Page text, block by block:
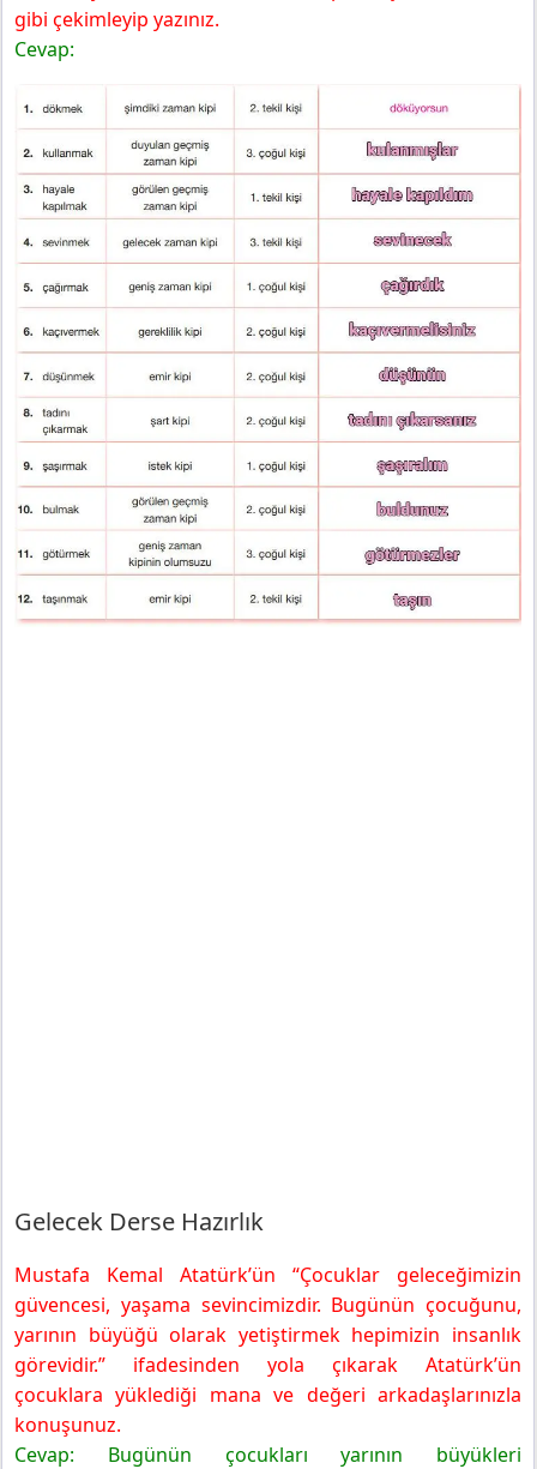
gibi çekimleyip yazınız.
Cevap:
Gelecek Derse Hazırlık
Mustafa Kemal Atatürk’ün “Çocuklar geleceğimizin
güvencesi, yaşama sevincimizdir. Bugünün çocuğunu,
yarının büyüğü olarak yetiştirmek hepimizin insanlık
görevidir.” ifadesinden yola çıkarak Atatürk’ün
çocuklara yüklediği mana ve değeri arkadaşlarınızla
konuşunuz.
Cevap: Bugünün çocukları yarının büyükleri